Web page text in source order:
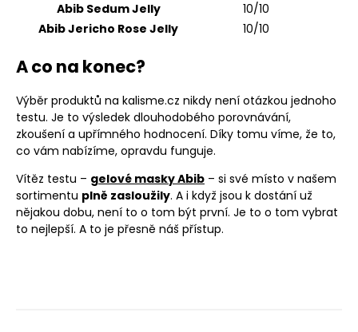
Abib Sedum Jelly
10/10
Abib Jericho Rose Jelly
10/10
A co na konec?
Výběr produktů na kalisme.cz nikdy není otázkou jednoho
testu. Je to výsledek dlouhodobého porovnávání,
zkoušení a upřímného hodnocení. Díky tomu víme, že to,
co vám nabízíme, opravdu funguje.
Vítěz testu – gelové masky Abib – si své místo v našem
sortimentu plně zasloužily. A i když jsou k dostání už
nějakou dobu, není to o tom být první. Je to o tom vybrat
to nejlepší. A to je přesně náš přístup.